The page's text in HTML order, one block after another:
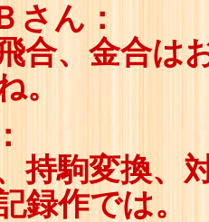
さん：
合、金合は
。
持駒変換、
録作では。